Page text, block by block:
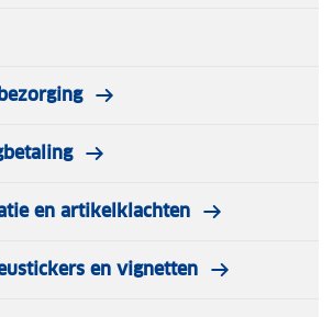
en artikelklachten
en vignetten